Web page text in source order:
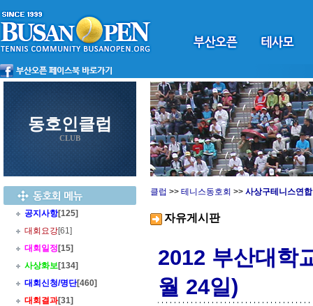
동호인클럽
CLUB
공지사항[125]
대회요강[61]
대회일정 [15]
사상화보[134]
대회신청/명단[460]
대회결과[31]
클럽 >> 테니스동호회 >> 사상구테니스연
자유게시판
2012 부산대학
월 24일)